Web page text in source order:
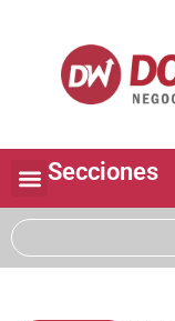
Secciones